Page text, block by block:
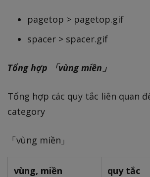
pagetop > pagetop.gif
spacer > spacer.gif
Tổng hợp 「vùng miền」
Tổng hợp các quy tắc liên quan
category
「vùng miền」
vùng, miền quy tắc